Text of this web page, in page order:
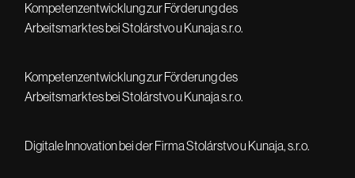
Kompetenzentwicklung zur Förderung des
Arbeitsmarktes bei Stolárstvo u Kunaja s.r.o.
Kompetenzentwicklung zur Förderung des
Arbeitsmarktes bei Stolárstvo u Kunaja s.r.o.
Digitale Innovation bei der Firma Stolárstvo u Kunaja, s.r.o.